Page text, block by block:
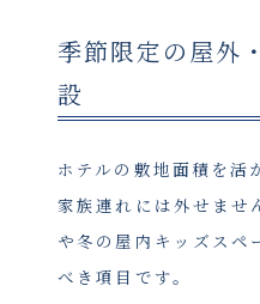
季節限定の屋外
設
ホテルの敷地面積を活
家族連れには外せませ
や冬の屋内キッズスペ
べき項目です。